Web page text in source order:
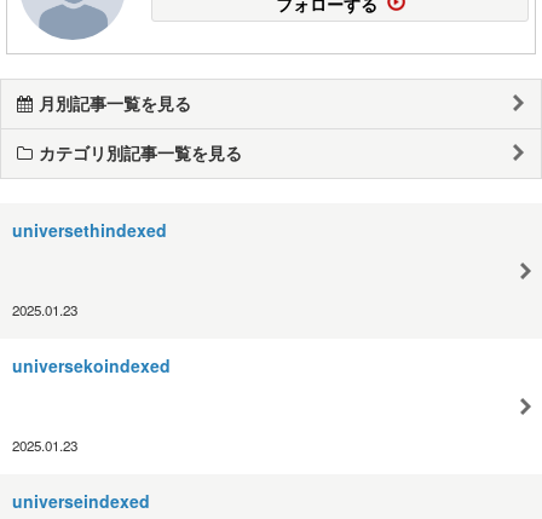
月別記事一覧を見る
カテゴリ別記事一覧を見る
universethindexed
2025.01.23
universekoindexed
2025.01.23
universeindexed